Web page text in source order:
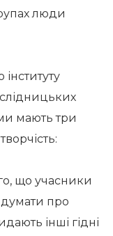
люди
мають три
що учасники
про
інші гідні